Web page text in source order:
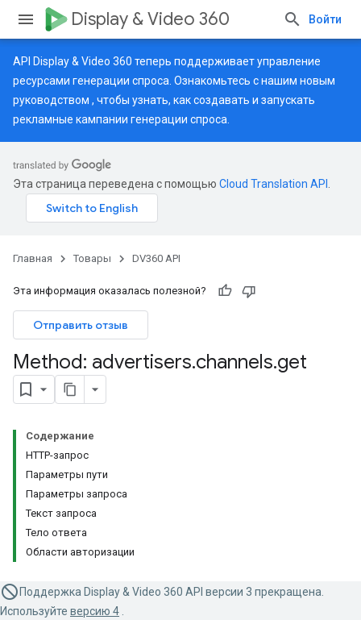
Display & Video 360 Войти
API Display & Video 360 теперь поддерживает управление
ресурсами генерации спроса. Ознакомьтесь с нашим новым
руководством , чтобы узнать, как создавать и запускать
рекламные кампании генерации спроса.
Эта страница переведена с помощью Cloud Translation API
Главная Товары DV360 API
Эта информация оказалась полезной?
Отправить отзыв
Method: advertisers.channels.get
Содержание
HTTP-запрос
Параметры пути
Параметры запроса
Текст запроса
Тело ответа
Области авторизации
Поддержка Display & Video 360 API версии 3 прекращена.
Используйте версию 4